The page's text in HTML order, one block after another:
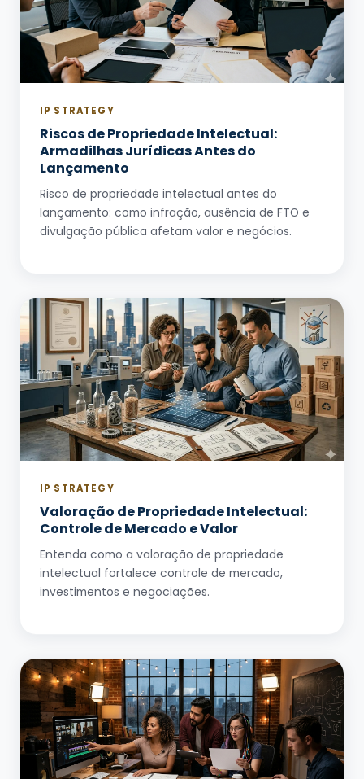
IP STRATEGY
Riscos de Propriedade Intelectual:
Armadilhas Jurídicas Antes do
Lançamento
Risco de propriedade intelectual antes do
lançamento: como infração, ausência de FTO e
divulgação pública afetam valor e negócios.
IP STRATEGY
Valoração de Propriedade Intelectual:
Controle de Mercado e Valor
Entenda como a valoração de propriedade
intelectual fortalece controle de mercado,
investimentos e negociações.